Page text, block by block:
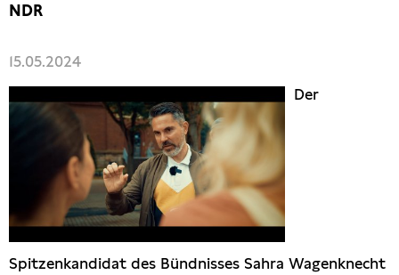
Presse
NDR
15.05.2024
Der
Spitzenkandidat des Bündnisses Sahra Wagenknecht